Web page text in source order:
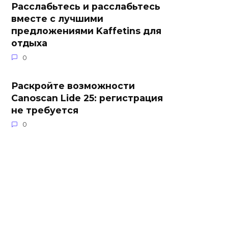
Расслабьтесь и расслабьтесь
вместе с лучшими
предложениями Kaffetins для
отдыха
0
Раскройте возможности
Canoscan Lide 25: регистрация
не требуется
0